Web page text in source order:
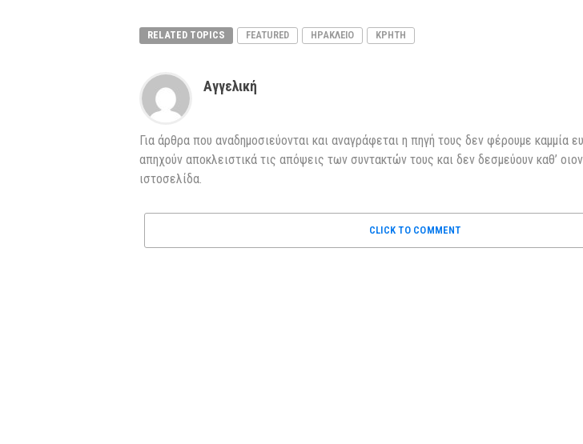
RELATED TOPICS FEATURED ΗΡΑΚΛΕΙΟ ΚΡΗΤΗ
Αγγελική
Για άρθρα που αναδημοσιεύονται και αναγράφεται η πηγή τους δεν φέρουμε καμμία
απηχούν αποκλειστικά τις απόψεις των συντακτών τους και δεν δεσμεύουν καθ’
ιστοσελίδα.
CLICK TO COMMENT